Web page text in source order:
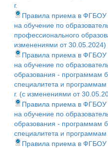
г.
Правила приема в ФГБОУ
на обучение по
профессионального
изменениями от 30.05.2024)
Правила приема в ФГБОУ
на обучение по
образования - программам
специалитета и программам
г. (с изменениями от
Правила приема в ФГБОУ
на обучение по
образования - программам
специалитета и программам
Правила приема в ФГБОУ